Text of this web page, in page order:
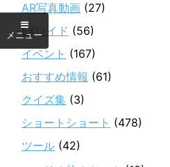
AR写真動画 (27)
EXレイド (56)
イベント (167)
おすすめ情報 (61)
クイズ集 (3)
ショートショート (478)
ツール (42)